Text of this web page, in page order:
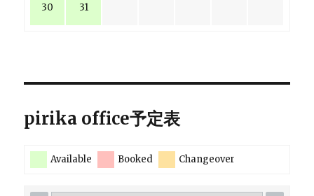
30 31
pirika office予定表
Available Booked Changeover